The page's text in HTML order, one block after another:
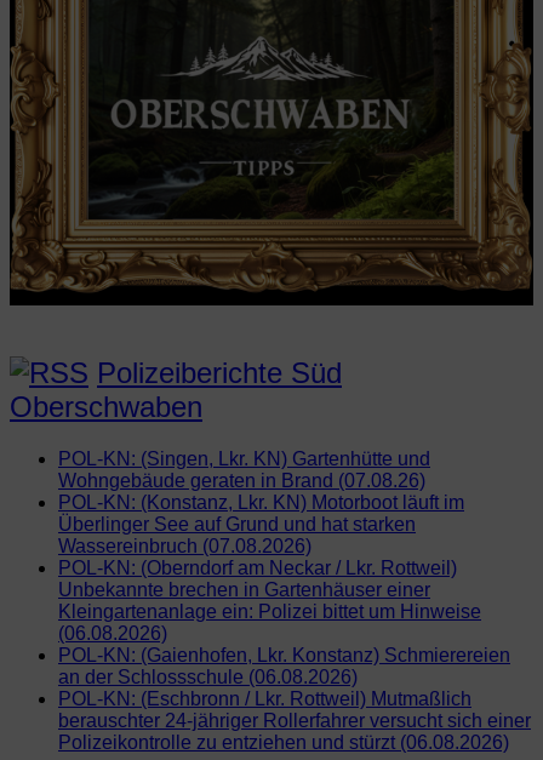
Polizeiberichte Süd
Oberschwaben
POL-KN: (Singen, Lkr. KN) Gartenhütte und
Wohngebäude geraten in Brand (07.08.26)
POL-KN: (Konstanz, Lkr. KN) Motorboot läuft im
Überlinger See auf Grund und hat starken
Wassereinbruch (07.08.2026)
POL-KN: (Oberndorf am Neckar / Lkr. Rottweil)
Unbekannte brechen in Gartenhäuser einer
Kleingartenanlage ein: Polizei bittet um Hinweise
(06.08.2026)
POL-KN: (Gaienhofen, Lkr. Konstanz) Schmierereien
an der Schlossschule (06.08.2026)
POL-KN: (Eschbronn / Lkr. Rottweil) Mutmaßlich
berauschter 24-jähriger Rollerfahrer versucht sich einer
Polizeikontrolle zu entziehen und stürzt (06.08.2026)